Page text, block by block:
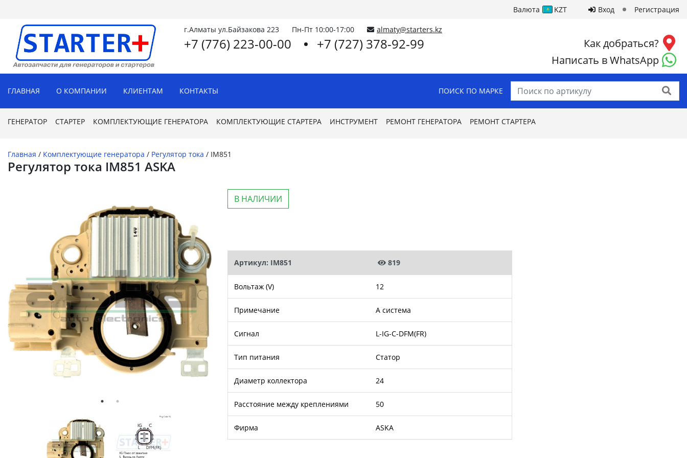
Валюта KZT Вход Регистрация
г.Алматы ул.Байзакова 223 Пн-Пт 10:00-17:00 almaty@starters.kz
+7 (776) 223-00-00 +7 (727) 378-92-99
Как добраться?
Написать в WhatsApp
ГЛАВНАЯ О КОМПАНИИ КЛИЕНТАМ КОНТАКТЫ ПОИСК ПО МАРКЕ Найти
ГЕНЕРАТОР СТАРТЕР КОМПЛЕКТУЮЩИЕ ГЕНЕРАТОРА КОМПЛЕКТУЮЩИЕ СТАРТЕРА ИНСТРУМЕНТ РЕМОНТ ГЕНЕРАТОРА РЕМОНТ СТАРТЕРА
Главная / Комплектующие генератора / Регулятор тока / IM851
Регулятор тока IM851 ASKA
В НАЛИЧИИ
Артикул: IM851 819
Вольтаж (V) 12
Примечание A система
Сигнал L-IG-C-DFM(FR)
Тип питания Статор
Диаметр коллектора 24
Расстояние между креплениями 50
Фирма ASKA